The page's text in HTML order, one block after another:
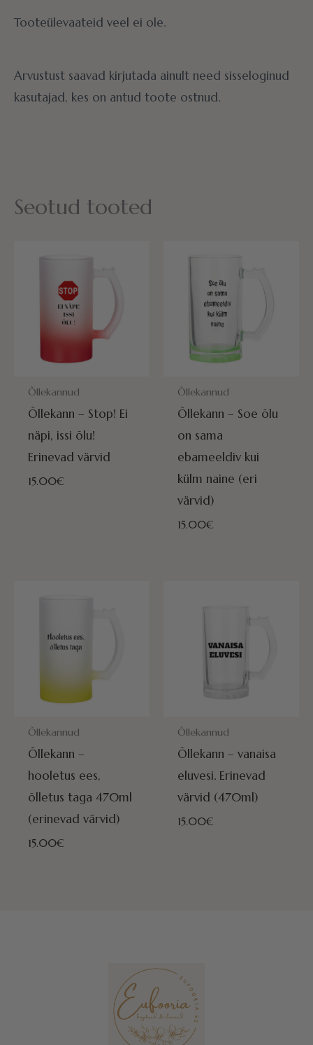
Tooteülevaateid veel ei ole.
Arvustust saavad kirjutada ainult need sisseloginud
kasutajad, kes on antud toote ostnud.
Seotud tooted
POSTITAMISEKS VALMIS HOMME!
Õllekannud
Õllekann – Stop! Ei
näpi, issi õlu!
Erinevad värvid
15.00€
POSTITAMISEKS VALMIS
Õllekannud
Õllekann – Soe õlu
on sama
ebameeldiv kui
külm naine (eri
värvid)
15.00€
POSTITAMISEKS VALMIS HOMME!
Õllekannud
Õllekann –
hooletus ees,
õlletus taga 470ml
(erinevad värvid)
15.00€
POSTITAMISEKS VALMIS
Õllekannud
Õllekann – vanaisa
eluvesi. Erinevad
värvid (470ml)
15.00€